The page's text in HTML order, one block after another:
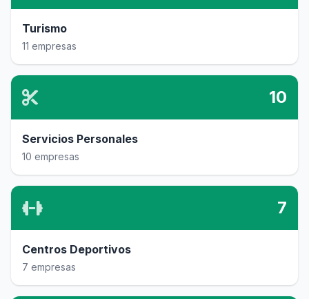
Turismo
11 empresas
10
Servicios Personales
10 empresas
7
Centros Deportivos
7 empresas